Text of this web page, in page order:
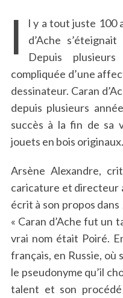
I
l y a tout juste 100
d’Ache
Depuis
compliquée d’une
dessinateur. Caran
depuis plusieurs
succès à la fin de sa
jouets en bois originaux.
Arsène Alexandre,
caricature et directeur
écrit à son propos dans
« Caran d’Ache fut un
vrai nom était Poiré.
français, en Russie, où
le pseudonyme qu’il
talent et son